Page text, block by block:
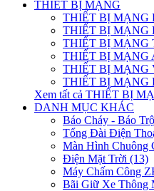
THIẾT BỊ MẠNG
THIẾT BỊ MẠNG
THIẾT BỊ MẠNG
THIẾT BỊ MẠNG
THIẾT BỊ MẠNG
THIẾT BỊ MẠNG
THIẾT BỊ MẠNG
Xem tất cả THIẾT BỊ
DANH MỤC KHÁC
Báo Cháy - Báo
Tổng Đài Điện
Màn Hình Chuông
Điện Mặt Trời (13)
Máy Chấm Công
Bãi Giữ Xe Thông